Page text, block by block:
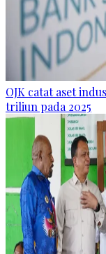
OJK catat aset
triliun pada 2025